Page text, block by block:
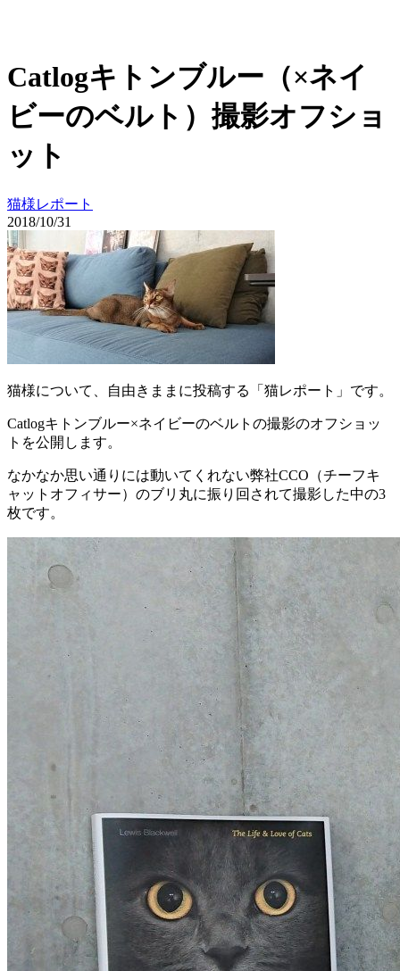
Catlogキトンブルー（×ネイ
ビーのベルト）撮影オフショ
ット
猫様レポート
2018/10/31
猫様について、自由きままに投稿する「猫レポート」です。
Catlogキトンブルー×ネイビーのベルトの撮影のオフショッ
トを公開します。
なかなか思い通りには動いてくれない弊社CCO（チーフキ
ャットオフィサー）のブリ丸に振り回されて撮影した中の3
枚です。